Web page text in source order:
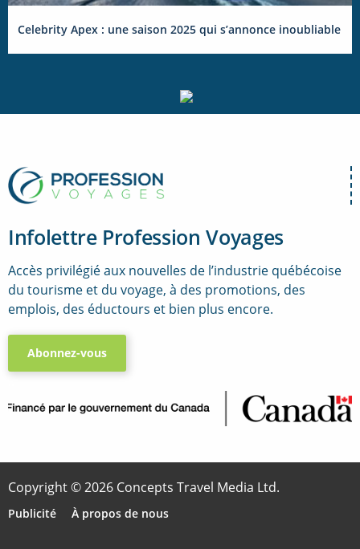
Celebrity Apex : une saison 2025 qui s’annonce inoubliable
Infolettre Profession Voyages
Accès privilégié aux nouvelles de l’industrie québécoise
du tourisme et du voyage, à des promotions, des
emplois, des éductours et bien plus encore.
Abonnez-vous
Copyright © 2026 Concepts Travel Media Ltd.
Publicité À propos de nous